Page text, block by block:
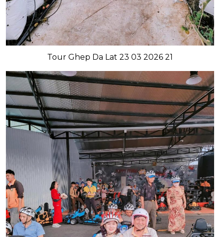
Tour Ghep Da Lat 23 03 2026 21